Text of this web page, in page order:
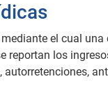
el cual
reportan los